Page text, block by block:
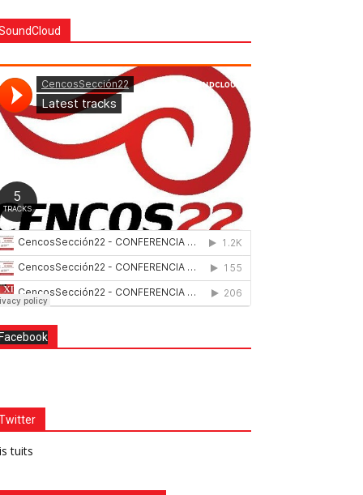
Facebook
tuits